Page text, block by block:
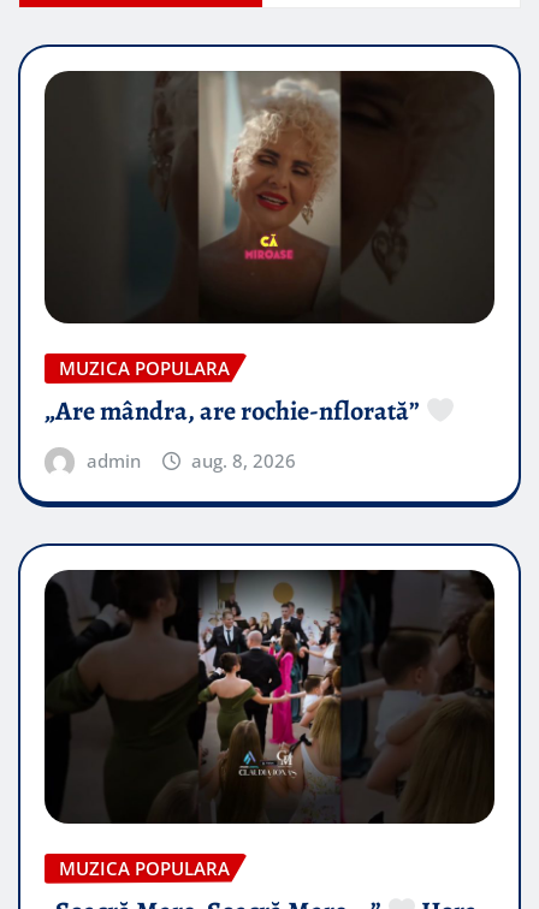
MUZICA POPULARA
„Are mândra, are rochie-nflorată”
admin aug. 8, 2026
MUZICA POPULARA